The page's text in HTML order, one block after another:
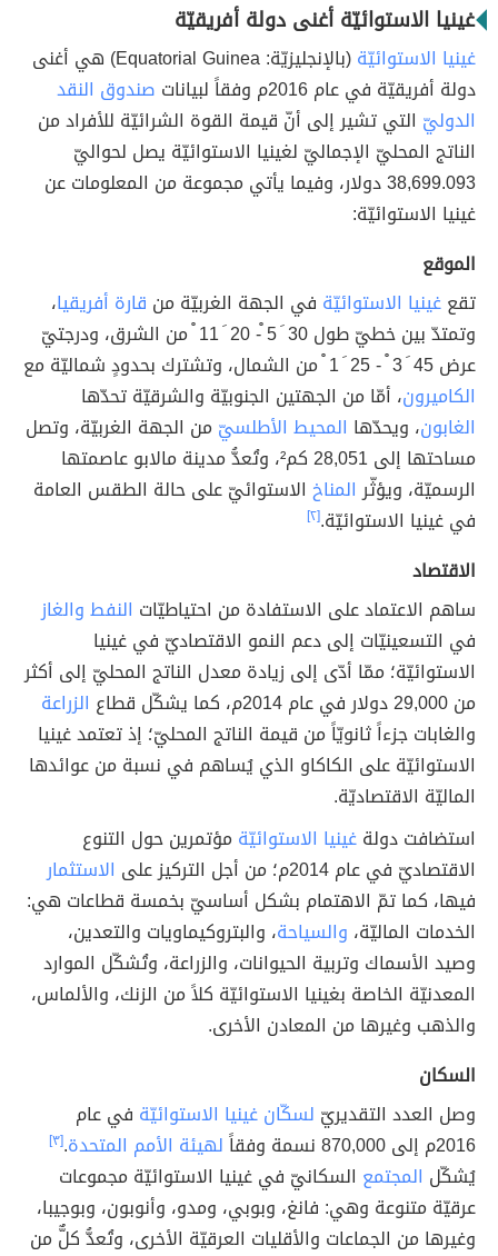
غينيا الاستوائيّة أغنى دولة أفريقيّة
غينيا الاستوائيّة
(بالإنجليزيّة: Equatorial Guinea) هي أغنى
دولة أفريقيّة في عام 2016م وفقاً لبيانات
صندوق النقد
الدوليّ التي تشير إلى أنّ قيمة القوة الشرائيّة للأفراد من
الناتج المحليّ الإجماليّ لغينيا الاستوائيّة يصل لحواليّ
38,699.093 دولار، وفيما يأتي مجموعة من المعلومات عن
غينيا الاستوائيّة:
الموقع
تقعغينيا الاستوائيّة في الجهة الغربيّة من قارة أفريقيا،
وتمتدّ بين خطيّ طول 30 َ 5 ْ- 20 َ 11 ْ من الشرق، ودرجتيّ
عرض 45 َ 3 ْ - 25 َ 1 ْ من الشمال، وتشترك بحدودٍ شماليّة مع
الكاميرون، أمّا من الجهتين الجنوبيّة والشرقيّة تحدّها
الغابون، ويحدّها المحيط الأطلسيّ من الجهة الغربيّة، وتصل
مساحتها إلى 28,051 كم²، وتُعدُّ مدينة مالابو عاصمتها
الرسميّة، ويؤثّرالمناخ الاستوائيّ على حالة الطقس العامة
في غينيا الاستوائيّة.[٢]
الاقتصاد
ساهم الاعتماد على الاستفادة من احتياطيّات النفطوالغاز
في التسعينيّات إلى دعم النمو الاقتصاديّ في غينيا
الاستوائيّة؛ ممّا أدّى إلى زيادة معدل الناتج المحليّ إلى أكثر
من 29,000 دولار في عام 2014م، كما يشكّل قطاع
الزراعة
والغابات جزءاً ثانويّاً من قيمة الناتج المحليّ؛ إذ تعتمد غينيا
الاستوائيّة على الكاكاو الذي يُساهم في نسبة من عوائدها
الماليّة الاقتصاديّة.
استضافت دولةغينيا الاستوائيّة مؤتمرين حول التنوع
الاقتصاديّ في عام 2014م؛ من أجل التركيز على
الاستثمار
فيها، كما تمّ الاهتمام بشكل أساسيّ بخمسة قطاعات هي:
الخدمات الماليّة، والسياحة، والبتروكيماويات والتعدين،
وصيد الأسماك وتربية الحيوانات، والزراعة، وتُشكّل الموارد
المعدنيّة الخاصة بغينيا الاستوائيّة كلاً من الزنك، والألماس،
والذهب وغيرها من المعادن الأخرى.
السكان
وصل العدد التقديريّ لسكّان غينيا الاستوائيّة في عام
2016م إلى 870,000 نسمة وفقاً
لهيئة الأمم المتحدة.[٣]
يُشكّل المجتمع السكانيّ في غينيا الاستوائيّة مجموعات
عرقيّة متنوعة وهي: فانغ، وبوبي، ومدو، وأنوبون، وبوجيبا،
وغيرها من الجماعات والأقليات العرقيّة الأخرى، وتُعدُّ كلٌّ من